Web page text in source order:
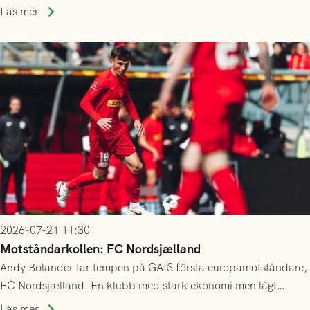
kvalet till Conference League! Avspark kl 19.00 på torsdag
Läs mer
2026-07-21 11:30
Motståndarkollen: FC Nordsjælland
Andy Bolander tar tempen på GAIS första europamotståndare,
FC Nordsjælland. En klubb med stark ekonomi men lågt
publiksnitt, ett lag med både kollektiv styrka och individuell